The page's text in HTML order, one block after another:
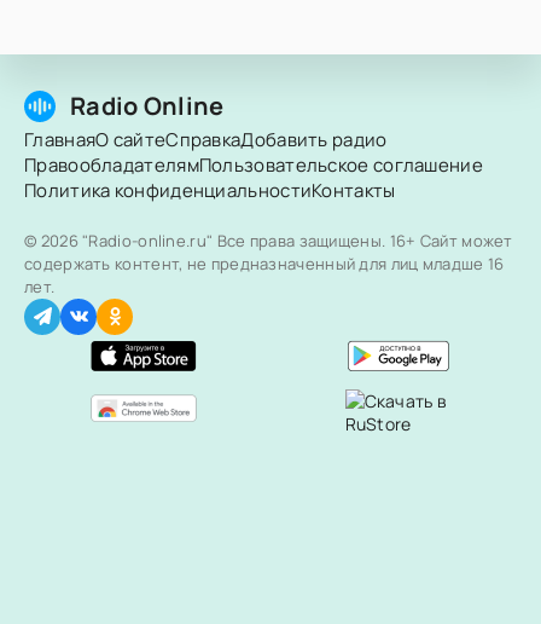
Radio Online
ГлавнаяО сайтеСправкаДобавить радио
ПравообладателямПользовательское соглашение
Политика конфиденциальностиКонтакты
© 2026 "Radio-online.ru" Все права защищены. 16+ Сайт может
содержать контент, не предназначенный для лиц младше 16
лет.